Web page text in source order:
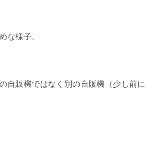
な様子。
自販機ではなく別の自販機（少し前に